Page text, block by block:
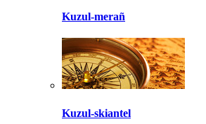
Kuzul-merañ
Kuzul-skiantel